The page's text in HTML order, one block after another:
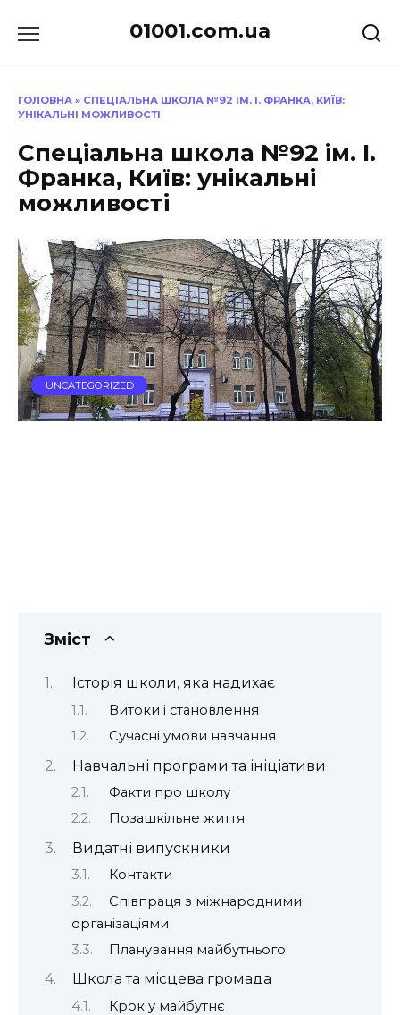
до
01001.com.ua
ГОЛОВНА » СПЕЦІАЛЬНА ШКОЛА №92 ІМ. І. ФРАНКА, КИЇВ:
УНІКАЛЬНІ МОЖЛИВОСТІ
Спеціальна школа №92 ім. І.
Франка, Київ: унікальні
можливості
UNCATEGORIZED
Зміст
Історія школи, яка надихає
Витоки і становлення
Сучасні умови навчання
Навчальні програми та ініціативи
Факти про школу
Позашкільне життя
Видатні випускники
Контакти
Співпраця з міжнародними
організаціями
Планування майбутнього
Школа та місцева громада
Крок у майбутнє